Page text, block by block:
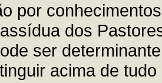
por
dos
ser
acima de